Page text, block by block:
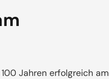
Jahren erfolgreich am